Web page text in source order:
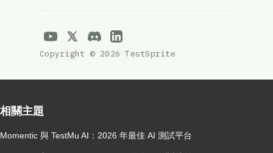
Copyright © 2026 TestSprite
相關主題
Momentic 與 TestMu AI：2026 年最佳 AI 測試平台